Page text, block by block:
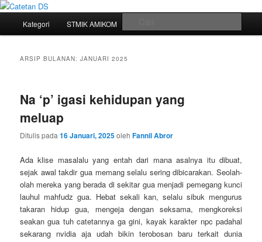
Catetan DS
Mari bermimpi dan ciptakan kehendak
Langsung
utama
Langsung
sekunder
Kategori STMIK AMIKOM
ARSIP BULANAN:JANUARI 2025
Na ‘p’ igasi kehidupan yang
meluap
Ditulis pada16 Januari, 2025olehFannil Abror
Ada klise masalalu yang entah dari mana asalnya itu dibuat,
sejak awal takdir gua memang selalu sering dibicarakan. Seolah-
olah mereka yang berada di sekitar gua menjadi pemegang kunci
lauhul mahfudz gua. Hebat sekali kan, selalu sibuk mengurus
takaran hidup gua, mengeja dengan seksama, mengkoreksi
seakan gua tuh catetannya ga gini, kayak karakter npc padahal
sekarang nvidia aja udah bikin terobosan baru terkait dunia